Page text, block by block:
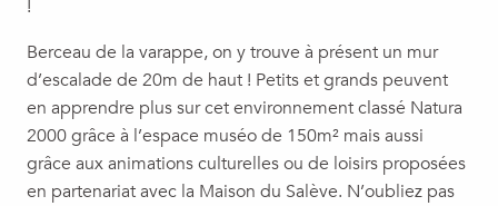
!
Berceau de la varappe, on y trouve à présent un mur
d’escalade de 20m de haut ! Petits et grands peuvent
en apprendre plus sur cet environnement classé Natura
2000 grâce à l’espace muséo de 150m² mais aussi
grâce aux animations culturelles ou de loisirs proposées
en partenariat avec la Maison du Salève. N’oubliez pas